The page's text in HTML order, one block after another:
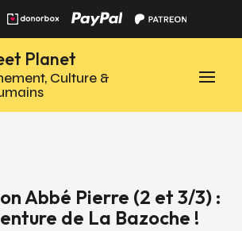
Planet
Culture &
Abbé Pierre (2 et 3/3) :
de La Bazoche !
des cookies